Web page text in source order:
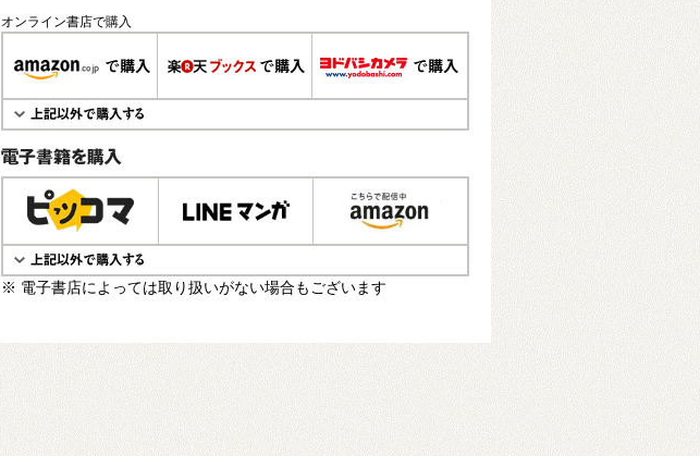
オンライン書店で購入
電子書籍で購入
※ 電子書店によっては取り扱いがない場合もございます